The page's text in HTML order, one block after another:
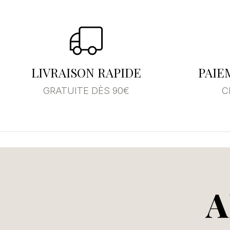
LIVRAISON RAPIDE
GRATUITE DÈS 90€